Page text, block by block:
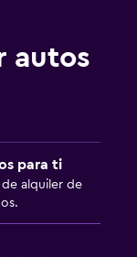
autos
para ti
de alquiler de